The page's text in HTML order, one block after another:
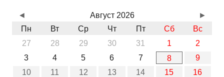
Август 2026
Пн
Вт Ср Чт Пт Сб
Вс
27
28 29 30 31 1
2
3
4 5 6 7 8
9
10
11 12 13 14 15
16
◄ ►